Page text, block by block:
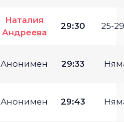
Наталия
Андреева
29:30 25-
Анонимен 29:33
Анонимен 29:43